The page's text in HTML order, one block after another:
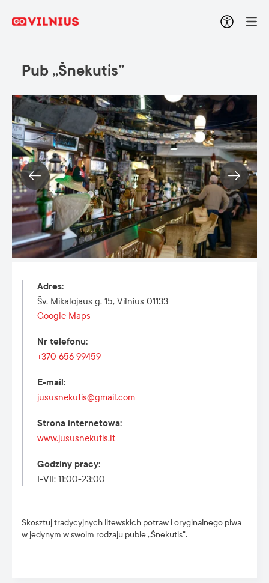
Pub „Šnekutis”
Skosztuj tradycyjnych litewskich potraw i oryginalnego piwa
w jedynym w swoim rodzaju pubie „Šnekutis”.
Adres:
Šv. Mikalojaus g. 15, Vilnius 01133
Google Maps
Nr telefonu:
+370 656 99459
E-mail :
jususnekutis@gmail.com
Strona internetowa:
www.jususnekutis.lt
Godziny pracy:
I-VII: 11:00-23:00